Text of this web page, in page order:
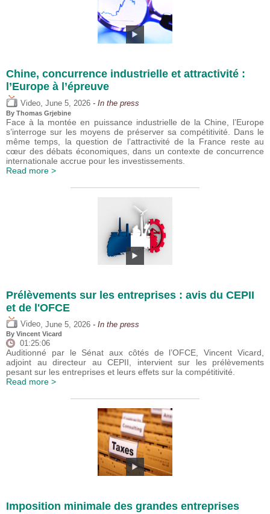
Chine, concurrence industrielle et attractivité :
l’Europe à l’épreuve
Video June 5, 2026 - In the press
By Thomas Grjebine
Face à la montée en puissance industrielle de la Chine, l’Europe
s’interroge sur les moyens de préserver sa compétitivité. Dans le
même temps, la question de l’attractivité de la France reste au
cœur des débats économiques, dans un contexte de concurrence
internationale accrue pour les investissements.
Read more >
Prélèvements sur les entreprises : avis du CEPII
et de l'OFCE
Video June 5, 2026 - In the press
By Vincent Vicard
01:25:06
Auditionné par le Sénat aux côtés de l’OFCE, Vincent Vicard,
adjoint au directeur au CEPII, intervient sur les prélèvements
pesant sur les entreprises et leurs effets sur la compétitivité.
Read more >
Imposition minimale des grandes entreprises